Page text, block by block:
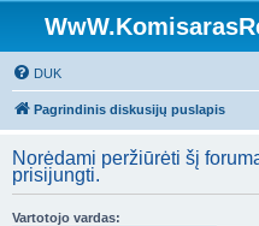
DUK
Pagrindinis diskusijų puslapis
Norėdami peržiūrėti šį
prisijungti.
Vartotojo vardas: